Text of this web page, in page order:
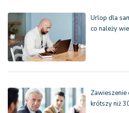
Urlop dla
co należy
Zawieszenie
krótszy niż